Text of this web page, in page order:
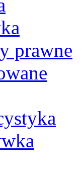
prawne